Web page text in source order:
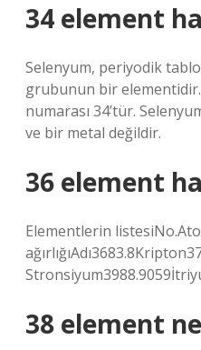
34 element
Selenyum, periyodik
grubunun bir
numarası 34’tür.
ve bir metal değildir.
36 element
Elementlerin
38 element